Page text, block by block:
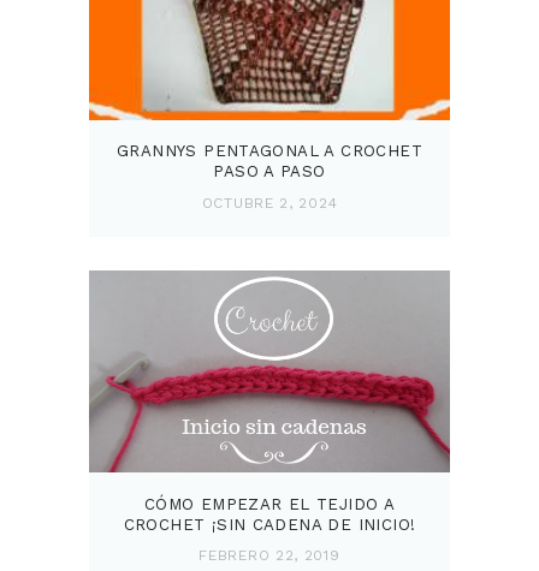
GRANNYS PENTAGONAL A CROCHET
PASO A PASO
OCTUBRE 2, 2024
CÓMO EMPEZAR EL TEJIDO A
CROCHET ¡SIN CADENA DE INICIO!
FEBRERO 22, 2019